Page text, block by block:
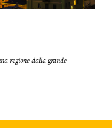
regione dalla grande